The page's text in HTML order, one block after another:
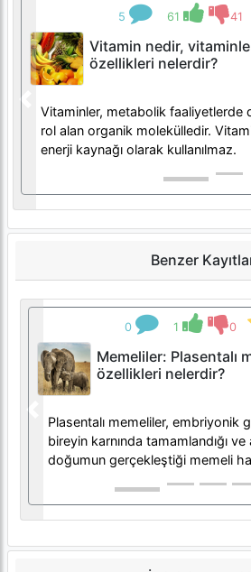
5 61 41
Vitamin nedir,
özellikleri nelerdir?
Vitaminler, metabolik faaliyetlerde
rol alan organik molekülledir.
enerji kaynağı olarak kullanılmaz.
Previous
Benzer
0 1 0
Memeliler: Plasentalı
özellikleri nelerdir?
Plasentalı memeliler, embriyonik
bireyin karnında tamamlandığı ve
doğumun gerçekleştiği memeli
Previous